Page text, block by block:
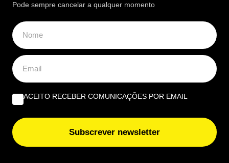
OPINIÃO
Quando viver no Algarve se torna um luxo | Por João
Rúben Silva
Um olho no burro, outro no cigano | Por José Figueiredo
Bilhete Postal: Nós, os não fumadores, não vamos para
férias para fumar | Por Eduardo Costa
Pode sempre cancelar a qualquer momento
ACEITO RECEBER COMUNICAÇÕES POR EMAIL
Subscrever newsletter